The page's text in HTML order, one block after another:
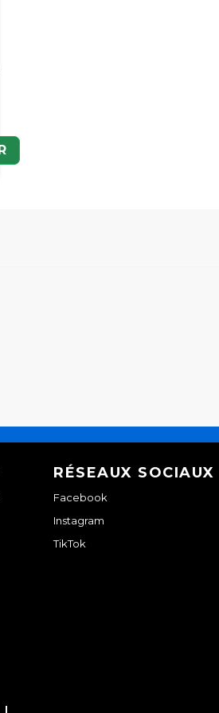
RÉSEAUX SOCIAUX
Facebook
Instagram
TikTok